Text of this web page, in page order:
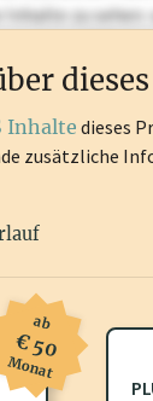
Inhalte zu
Inhaltedieses
zusätzliche
ab
€ 50
Monat